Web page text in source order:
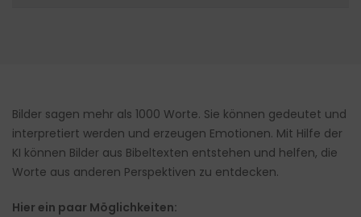
Bilder sagen mehr als 1000 Worte. Sie können gedeutet und
interpretiert werden und erzeugen Emotionen. Mit Hilfe der
KI können Bilder aus Bibeltexten entstehen und helfen, die
Worte aus anderen Perspektiven zu entdecken.
Hier ein paar Möglichkeiten: